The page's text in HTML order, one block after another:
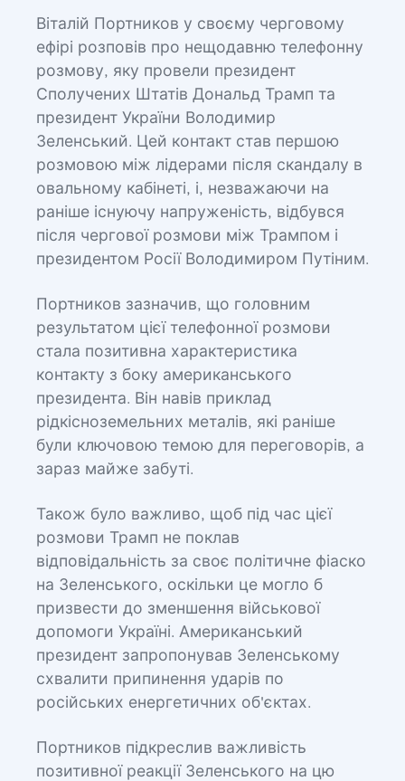
Віталій Портников у своєму черговому
ефірі розповів про нещодавню телефонну
розмову, яку провели президент
Сполучених Штатів Дональд Трамп та
президент України Володимир
Зеленський. Цей контакт став першою
розмовою між лідерами після скандалу в
овальному кабінеті, і, незважаючи на
раніше існуючу напруженість, відбувся
після чергової розмови між Трампом і
президентом Росії Володимиром Путіним.
Портников зазначив, що головним
результатом цієї телефонної розмови
стала позитивна характеристика
контакту з боку американського
президента. Він навів приклад
рідкісноземельних металів, які раніше
були ключовою темою для переговорів, а
зараз майже забуті.
Також було важливо, щоб під час цієї
розмови Трамп не поклав
відповідальність за своє політичне фіаско
на Зеленського, оскільки це могло б
призвести до зменшення військової
допомоги Україні. Американський
президент запропонував Зеленському
схвалити припинення ударів по
російських енергетичних об'єктах.
Портников підкреслив важливість
позитивної реакції Зеленського на цю